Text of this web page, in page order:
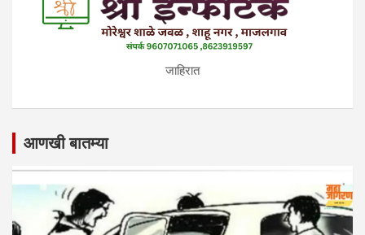
जाहिरात
आणखी बातम्या